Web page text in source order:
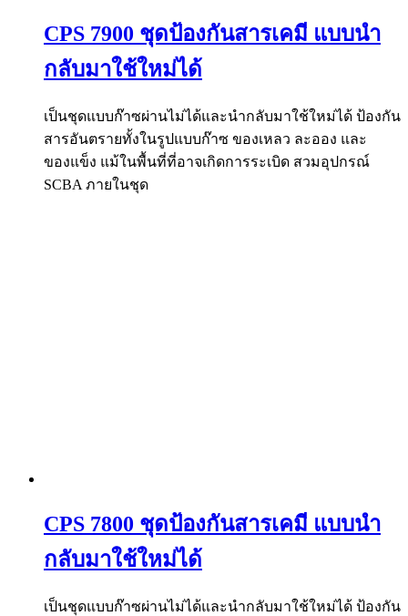
CPS 7900 ชุดป้องกันสารเคมี แบบนำ
กลับมาใช้ใหม่ได้
เป็นชุดแบบก๊าซผ่านไม่ได้และนำกลับมาใช้ใหม่ได้ ป้องกัน
สารอันตรายทั้งในรูปแบบก๊าซ ของเหลว ละออง และ
ของแข็ง แม้ในพื้นที่ที่อาจเกิดการระเบิด สวมอุปกรณ์
SCBA ภายในชุด
CPS 7800 ชุดป้องกันสารเคมี แบบนำ
กลับมาใช้ใหม่ได้
เป็นชุดแบบก๊าซผ่านไม่ได้และนำกลับมาใช้ใหม่ได้ ป้องกัน